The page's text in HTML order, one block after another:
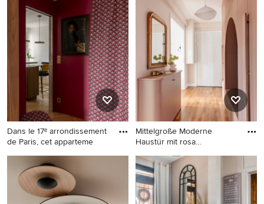
Moderner Eingang mit rosa
Wandfarbe, Betonboden und
beigem Boden in Hamburg
Kleiner Skandinavischer
Eingang mit rosa Wandfarbe,
gebeiztem Holzboden und
weißem Boden in Aarhus
Dans le 17ᵉ arrondissement
de Paris, cet apparteme
Mittelgroße Klassische
Haustür mit rosa Wandfarbe,
hellem Holzboden, Einzeltür
und braunem Boden in Paris
Mittelgroße Moderne
Haustür mit rosa
Mittelgroße Moderne
Haustür mit rosa Wandfarbe,
hellem Holzboden und
braunem Boden in Paris